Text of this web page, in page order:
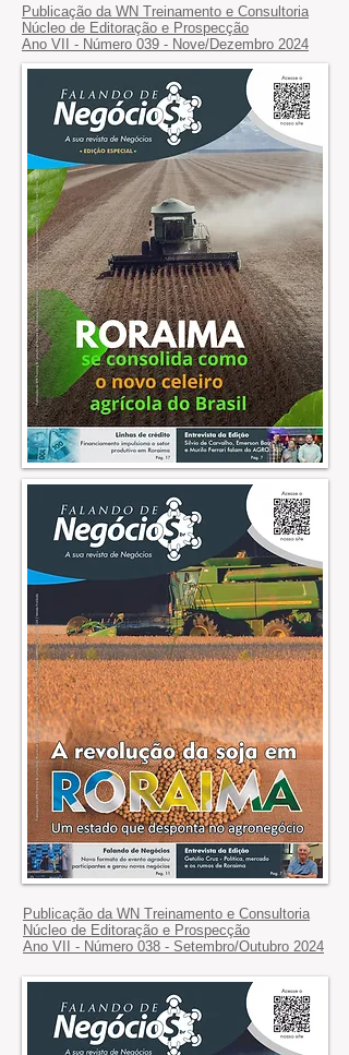
Publicação da WN Treinamento e Consultoria
Núcleo de Editoração e Prospecção
Ano VII - Número 039 - Nove/Dezembro 2024
Publicação da WN Treinamento e Consultoria
Núcleo de Editoração e Prospecção
Ano VII - Número 038 - Setembro/Outubro 2024